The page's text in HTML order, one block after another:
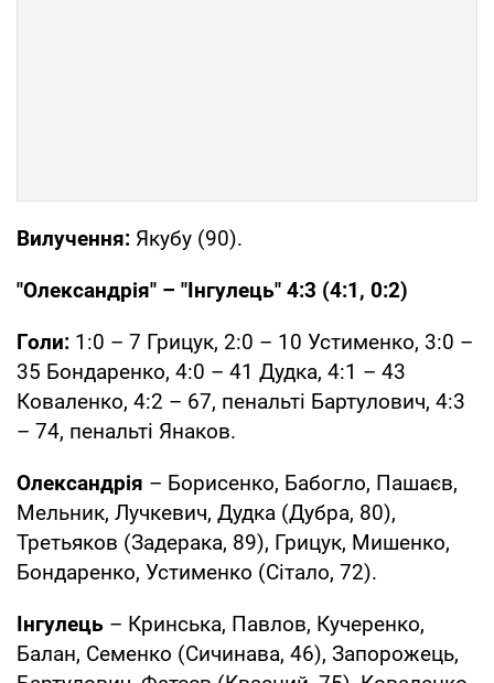
Вилучення: Якубу (90).
"Олександрія" – "Інгулець" 4:3 (4:1, 0:2)
Голи: 1:0 – 7 Грицук, 2:0 – 10 Устименко, 3:0 –
35 Бондаренко, 4:0 – 41 Дудка, 4:1 – 43
Коваленко, 4:2 – 67, пенальті Бартулович, 4:3
– 74, пенальті Янаков.
Олександрія – Борисенко, Бабогло, Пашаєв,
Мельник, Лучкевич, Дудка (Дубра, 80),
Третьяков (Задерака, 89), Грицук, Мишенко,
Бондаренко, Устименко (Сітало, 72).
Інгулець – Кринська, Павлов, Кучеренко,
Балан, Семенко (Сичинава, 46), Запорожець,